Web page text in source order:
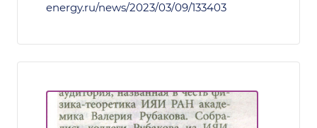
energy.ru/news/2023/03/09/133403